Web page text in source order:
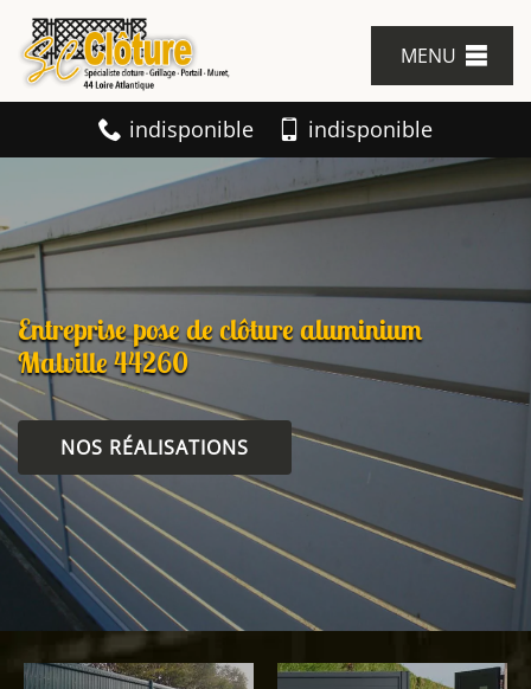
MENU
indisponible indisponible
Entreprise pose de clôture aluminium
Malville 44260
NOS RÉALISATIONS